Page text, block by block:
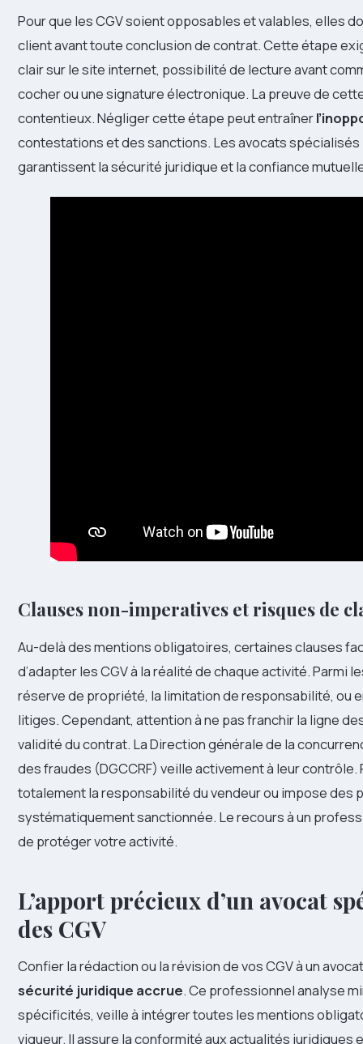
Pour que les CGV soient opposables et valables, elles
client avant toute conclusion de contrat. Cette étape
clair sur le site internet, possibilité de lecture avant
cocher ou une signature électronique. La preuve de
contentieux. Négliger cette étape peut entraîner
contestations et des sanctions. Les avocats
garantissent la sécurité juridique et la confiance
Clauses non-imperatives et risques de
Au-delà des mentions obligatoires, certaines clauses
d’adapter les CGV à la réalité de chaque activité. Parmi
réserve de propriété, la limitation de responsabilité, ou
litiges. Cependant, attention à ne pas franchir la ligne
validité du contrat. La Direction générale de la
des fraudes (DGCCRF) veille activement à leur
totalement la responsabilité du vendeur ou impose
systématiquement sanctionnée. Le recours à un
de protéger votre activité.
L’apport précieux d’un avocat
des CGV
Confier la rédaction ou la révision de vos CGV à un
sécurité juridique accrue. Ce professionnel analyse
spécificités, veille à intégrer toutes les mentions
vigueur. Il assure la conformité aux actualités